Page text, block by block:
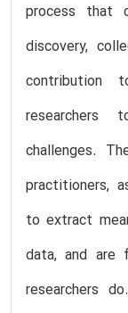
process that
discovery,
challenges.
practitioners,
to extract
data, and are
researchers